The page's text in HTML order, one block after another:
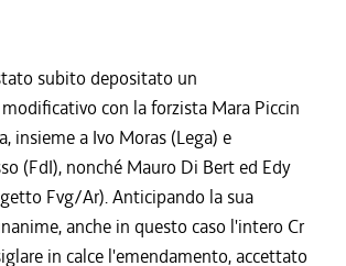
subito depositato un
con la forzista Mara Piccin
insieme a Ivo Moras (Lega) e
(FdI), nonché Mauro Di Bert ed Edy
Fvg/Ar). Anticipando la sua
anche in questo caso l'intero Cr
in calce l'emendamento, accettato